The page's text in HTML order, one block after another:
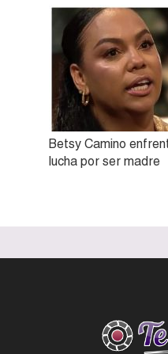
Betsy Camino
lucha por ser madre